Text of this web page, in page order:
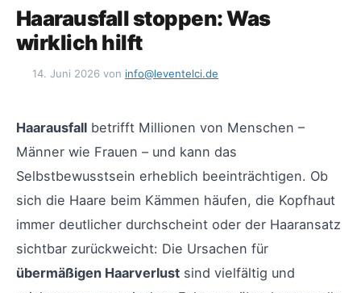
Haarausfall stoppen: Was
wirklich hilft
14. Juni 2026 von info@leventelci.de
Haarausfall betrifft Millionen von Menschen –
Männer wie Frauen – und kann das
Selbstbewusstsein erheblich beeinträchtigen. Ob
sich die Haare beim Kämmen häufen, die Kopfhaut
immer deutlicher durchscheint oder der Haaransatz
sichtbar zurückweicht: Die Ursachen für
übermäßigen Haarverlust sind vielfältig und